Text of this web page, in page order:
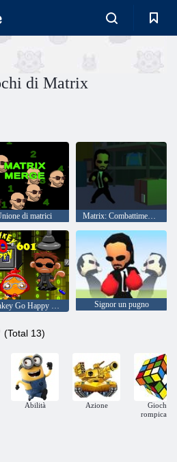
di Matrix
di matrici Matrix: Combattimenti Ragdoll
Signor un pugno
(Total 13)
Abilità Azione
Giochi
rompicapo